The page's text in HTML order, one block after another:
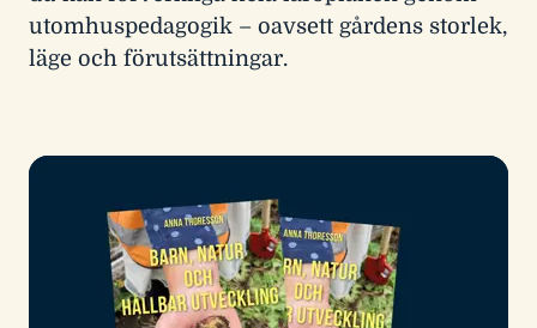
utomhuspedagogik – oavsett gårdens storlek,
läge och förutsättningar.